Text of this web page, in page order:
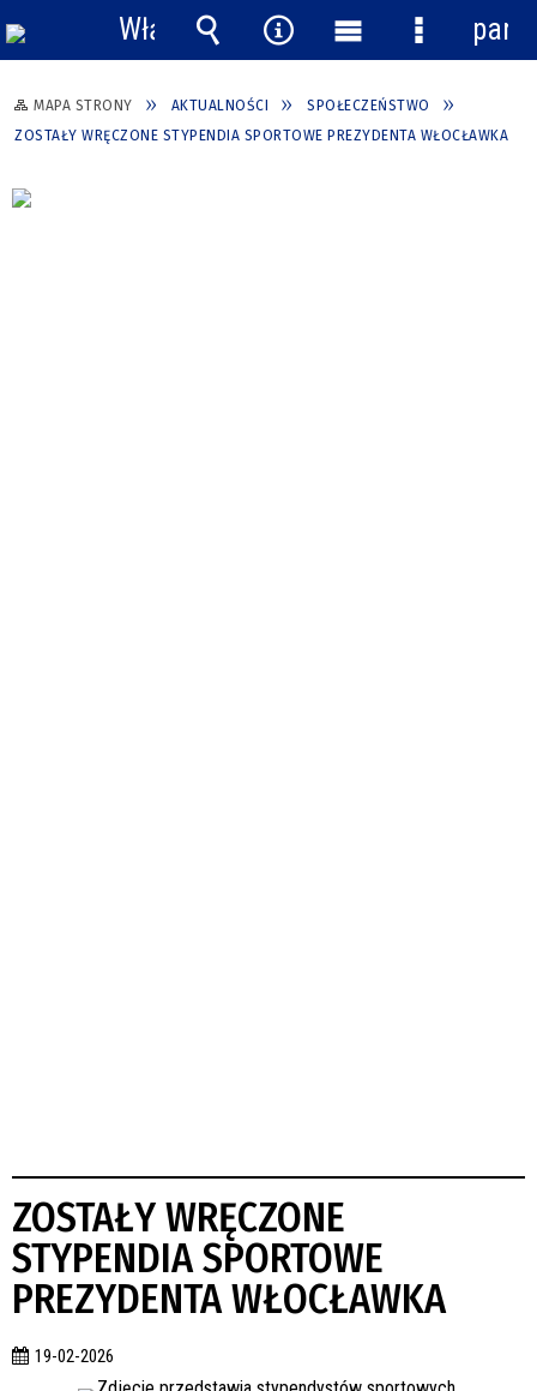
MAPA STRONY AKTUALNOŚCI
SPOŁECZEŃSTWO
ZOSTAŁY WRĘCZONE STYPENDIA SPORTOWE PREZYDENTA WŁOCŁAWKA
ZOSTAŁY WRĘCZONE
STYPENDIA SPORTOWE
PREZYDENTA WŁOCŁAWKA
19-02-2026
Włącz
powiadomienia
Wyszukiwarka
Narzędzia
Menu
główne
Menu
panel